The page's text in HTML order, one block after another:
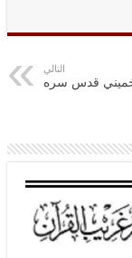
التالي
قدس سره